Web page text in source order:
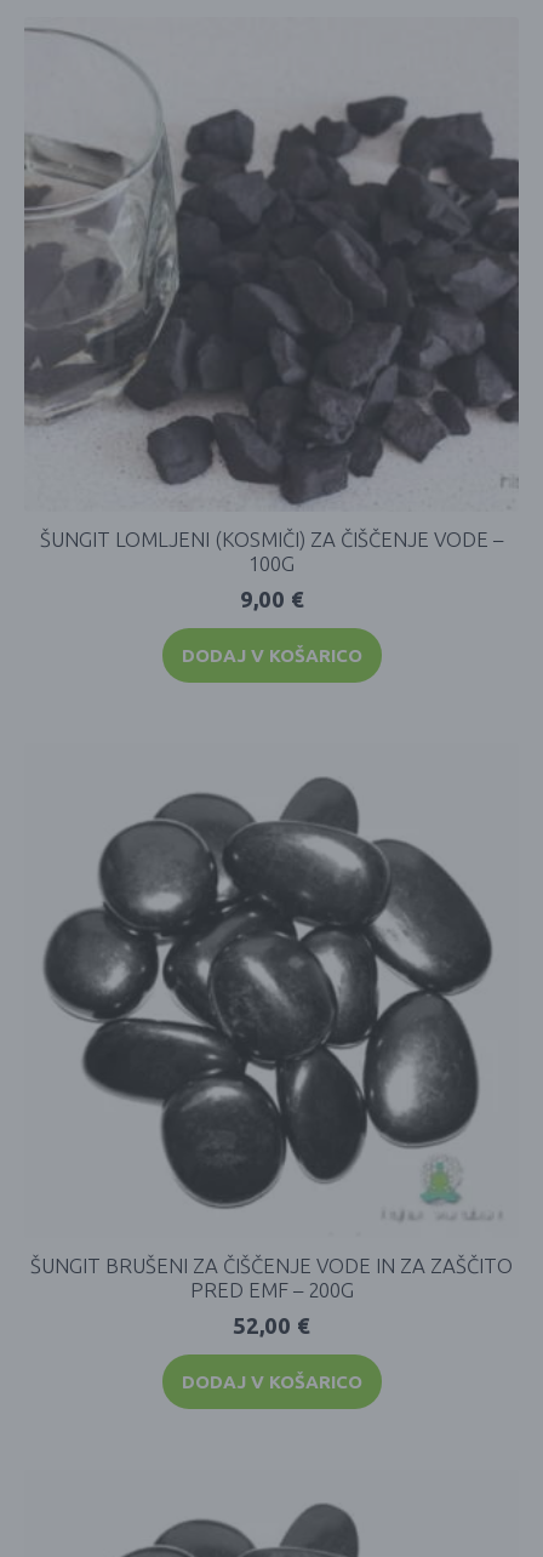
ŠUNGIT LOMLJENI (KOSMIČI) ZA ČIŠČENJE VODE –
100G
9,00 €
DODAJ V KOŠARICO
ŠUNGIT BRUŠENI ZA ČIŠČENJE VODE IN ZA ZAŠČITO
PRED EMF – 200G
52,00 €
DODAJ V KOŠARICO